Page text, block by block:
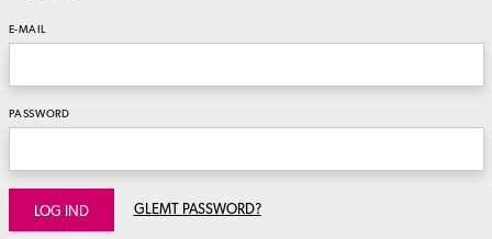
E-MAIL
PASSWORD
LOG IND GLEMT PASSWORD?